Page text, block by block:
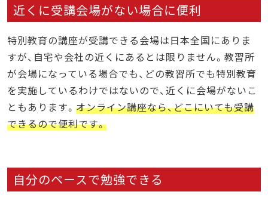
近くに受講会場がない場合に便利
特別教育の講座が受講できる会場は日本全国にありま
すが、自宅や会社の近くにあるとは限りません。教習所
が会場になっている場合でも、どの教習所でも特別教育
を実施しているわけではないので、近くに会場がないこ
ともあります。 オンライン講座なら、どこにいても受講
できるので便利です。
自分のペースで勉強できる